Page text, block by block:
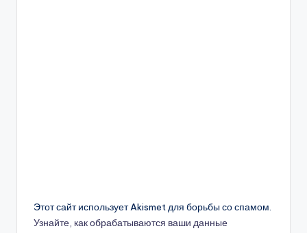
Этот сайт использует Akismet для борьбы со спамом.
Узнайте, как обрабатываются ваши данные